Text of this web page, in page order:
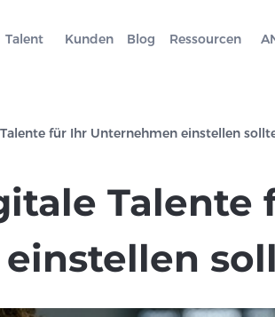
Talent Kunden Blog Ressourcen
für Ihr Unternehmen einstellen
Talente